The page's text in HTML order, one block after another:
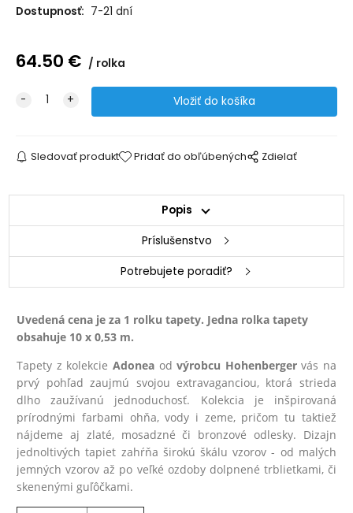
Dostupnosť: 7-21 dní
64.50 € rolka
Sledovať produkt Pridať do obľúbených Zdielať
Popis
Príslušenstvo
Potrebujete poradiť?
Uvedená cena je za 1 rolku tapety. Jedna rolka tapety
obsahuje 10 x 0,53 m.
Tapety z kolekcie Adoneaodvýrobcu Hohenbergervás na
prvý pohľad zaujmú svojou extravaganciou, ktorá strieda
dlho zaužívanú jednoduchosť. Kolekcia je inšpirovaná
prírodnými farbami ohňa, vody i zeme, pričom tu taktiež
nájdeme aj zlaté, mosadzné či bronzové odlesky. Dizajn
jednoltivých tapiet zahŕňa širokú škálu vzorov - od malých
jemných vzorov až po veľké ozdoby dolpnené trblietkami, či
skenenými guľôčkami.